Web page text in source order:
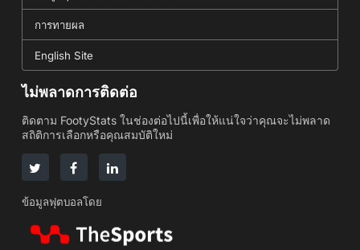
การทายผล
English Site
ไม่พลาดการติดต่อ
ติดตาม FootyStats ในช่องต่อไปนี้เพื่อให้แน่ใจว่าคุณจะไม่พลาด
สถิติการเลือกหรือคุณสมบัติใหม่
ข้อมูลฟุตบอลโดย